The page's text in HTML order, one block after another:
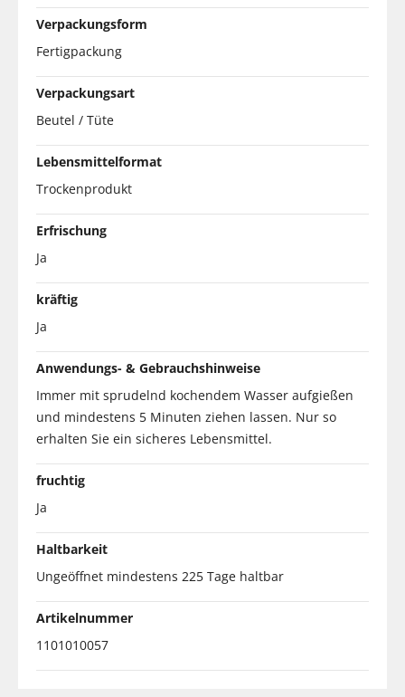
Verpackungsform
Fertigpackung
Verpackungsart
Beutel / Tüte
Lebensmittelformat
Trockenprodukt
Erfrischung
Ja
kräftig
Ja
Anwendungs- & Gebrauchshinweise
Immer mit sprudelnd kochendem Wasser aufgießen
und mindestens 5 Minuten ziehen lassen. Nur so
erhalten Sie ein sicheres Lebensmittel.
fruchtig
Ja
Haltbarkeit
Ungeöffnet mindestens 225 Tage haltbar
Artikelnummer
1101010057